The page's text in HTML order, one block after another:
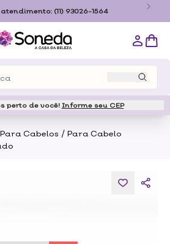
(11) 93026-1564
perto de você! Informe seu CEP
Cabelos / Para Cabelo